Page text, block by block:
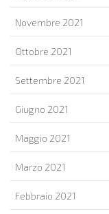
Novembre 2021
Ottobre 2021
Settembre 2021
Giugno 2021
Maggio 2021
Marzo 2021
Febbraio 2021